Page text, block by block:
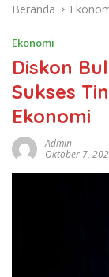
Beranda
Ekonomi
Diskon
Sukses
Ekonomi
Admin
Oktober 7,